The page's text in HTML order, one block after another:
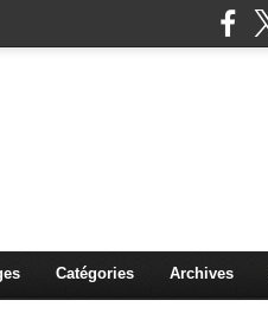
Catégories Archives